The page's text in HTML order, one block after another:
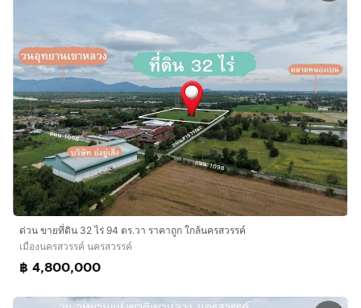
ด่วน ขายที่ดิน 32 ไร่ 94 ตร.วา ราคาถูก ใกล้นครสวรรค์
เมืองนครสวรรค์ นครสวรรค์
฿ 4,800,000